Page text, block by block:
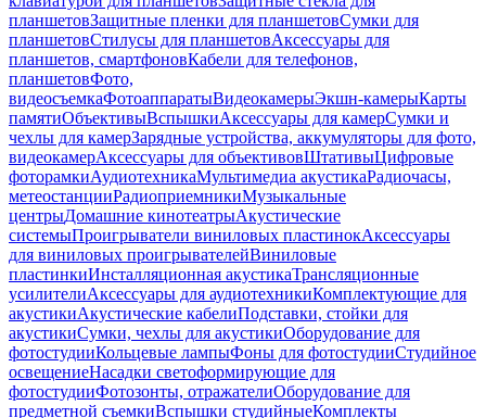
планшетовЗащитные пленки для планшетовСумки для
планшетовСтилусы для планшетовАксессуары для
планшетов, смартфоновКабели для телефонов,
планшетовФото,
видеосъемкаФотоаппаратыВидеокамерыЭкшн-камерыКарты
памятиОбъективыВспышкиАксессуары для камерСумки и
чехлы для камерЗарядные устройства, аккумуляторы для фото,
видеокамерАксессуары для объективовШтативыЦифровые
фоторамкиАудиотехникаМультимедиа акустикаРадиочасы,
метеостанцииРадиоприемникиМузыкальные
центрыДомашние кинотеатрыАкустические
системыПроигрыватели виниловых пластинокАксессуары
для виниловых проигрывателейВиниловые
пластинкиИнсталляционная акустикаТрансляционные
усилителиАксессуары для аудиотехникиКомплектующие для
акустикиАкустические кабелиПодставки, стойки для
акустикиСумки, чехлы для акустикиОборудование для
фотостудииКольцевые лампыФоны для фотостудииСтудийное
освещениеНасадки светоформирующие для
фотостудииФотозонты, отражателиОборудование для
предметной съемкиВспышки студийныеКомплекты